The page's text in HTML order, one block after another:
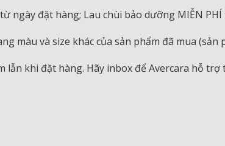
ngày đặt hàng; Lau chùi bảo dưỡng MIỄN
màu và size khác của sản phẩm đã mua
khi đặt hàng. Hãy inbox để Avercara hỗ trợ